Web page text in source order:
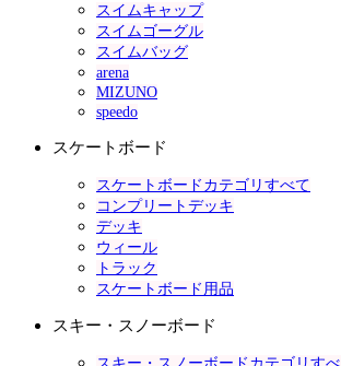
スイムキャップ
スイムゴーグル
スイムバッグ
arena
MIZUNO
speedo
スケートボード
スケートボードカテゴリすべて
コンプリートデッキ
デッキ
ウィール
トラック
スケートボード用品
スキー・スノーボード